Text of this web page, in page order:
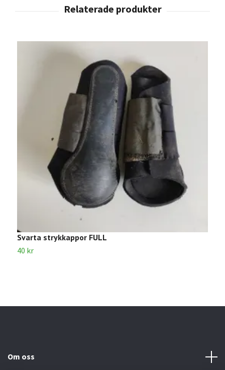
Svarta strykkappor FULL
40 kr
Om oss